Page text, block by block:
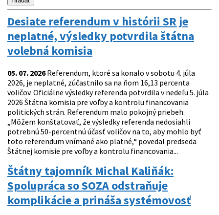
Desiate referendum v histórii SR je
neplatné, výsledky potvrdila štátna
volebná komisia
05. 07. 2026Referendum, ktoré sa konalo v sobotu 4. júla
2026, je neplatné, zúčastnilo sa na ňom 16,13 percenta
voličov. Oficiálne výsledky referenda potvrdila v nedeľu 5. júla
2026 Štátna komisia pre voľby a kontrolu financovania
politických strán. Referendum malo pokojný priebeh.
„Môžem konštatovať, že výsledky referenda nedosiahli
potrebnú 50-percentnú účasť voličov na to, aby mohlo byť
toto referendum vnímané ako platné,“ povedal predseda
Štátnej komisie pre voľby a kontrolu financovania...
Štátny tajomník Michal Kaliňák:
Spolupráca so SOZA odstraňuje
komplikácie a prináša systémovosť